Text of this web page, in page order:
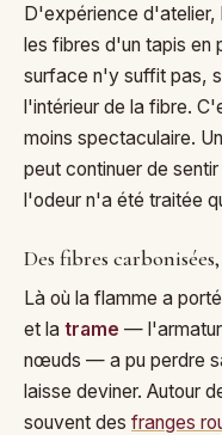
D'expérience d'atelier,
les fibres d'un tapis en
surface n'y suffit pas,
l'intérieur de la fibre.
moins spectaculaire.
peut continuer de
l'odeur n'a été traitée
Des fibres
Là où la flamme a
et la trame —
nœuds — a pu perdre
laisse deviner. Autour
souvent des franges